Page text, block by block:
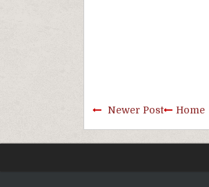
Newer Post Home